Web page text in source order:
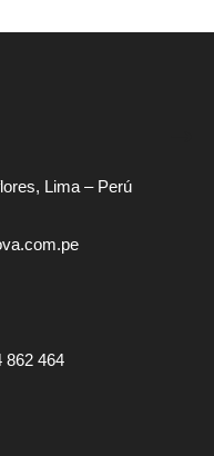
Lima – Perú
862 464